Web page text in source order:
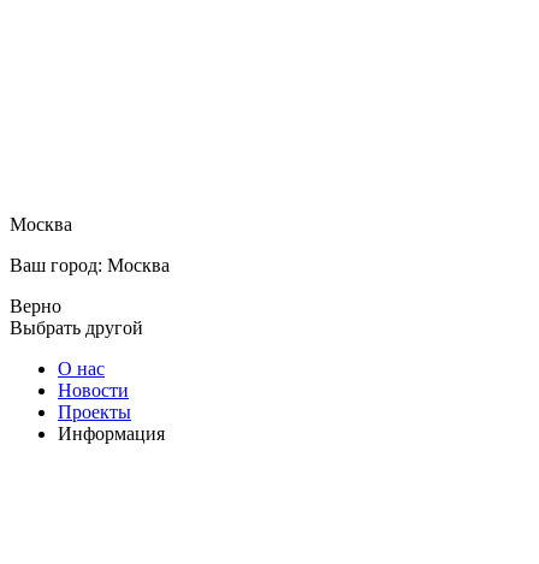
Москва
Ваш город: Москва
Верно
Выбрать другой
О нас
Новости
Проекты
Информация